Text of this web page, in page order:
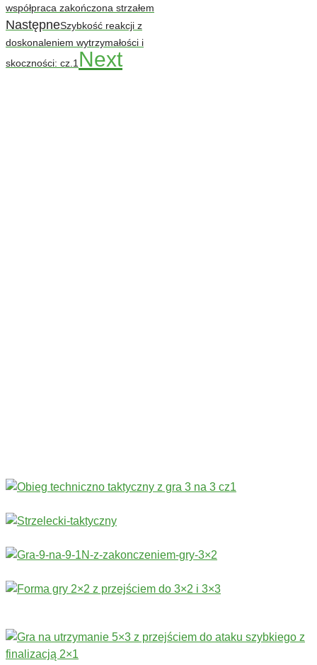
współpraca zakończona strzałem
NastępneSzybkość reakcji z
doskonaleniem wytrzymałości i
skoczności: cz.1Next